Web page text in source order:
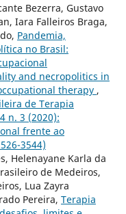
Bezerra, Gustavo
Iara Falleiros Braga,
Pandemia,
no Brasil:
and necropolitics in
therapy ,
de Terapia
n. 3 (2020):
frente ao
3544)
Helenayane Karla da
de Medeiros,
Lua Zayra
Pereira, Terapia